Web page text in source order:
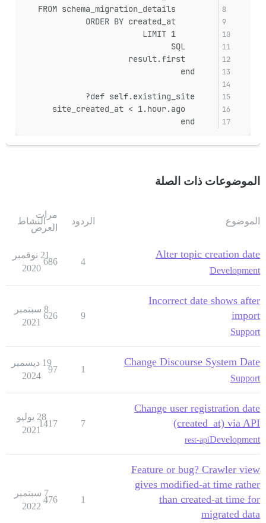
الموضوعات ذات الصلة
الموضوع الردود
مرات
العرض
النشاط
Alter topic creation date
Development
4
686
21 نوفمبر
2020
Incorrect date shows after
import
Support
9
626
8 سبتمبر
2021
Change Discourse System Date
Support
1
97
19 ديسمبر
2024
Change user registration date
(created_at) via API
Development
rest-api
7
1417
28 يوليو
2021
Feature or bug? Crawler view
gives modified-at time rather
than created-at time for
migrated data
1
476
7 سبتمبر
2022